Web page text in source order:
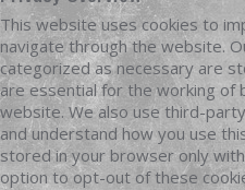
This website uses cookies to
navigate through the website.
categorized as necessary are
are essential for the working of
website. We also use third-
and understand how you use
stored in your browser only
option to opt-out of these